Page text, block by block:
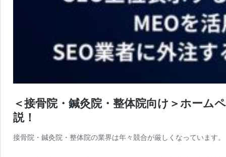
＜接骨院・鍼灸院・整体院向け＞ホーム
説！
接骨院・鍼灸院・整体院の業界は年々競合が厳しくなっています